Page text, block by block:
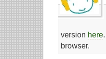
version here
browser.